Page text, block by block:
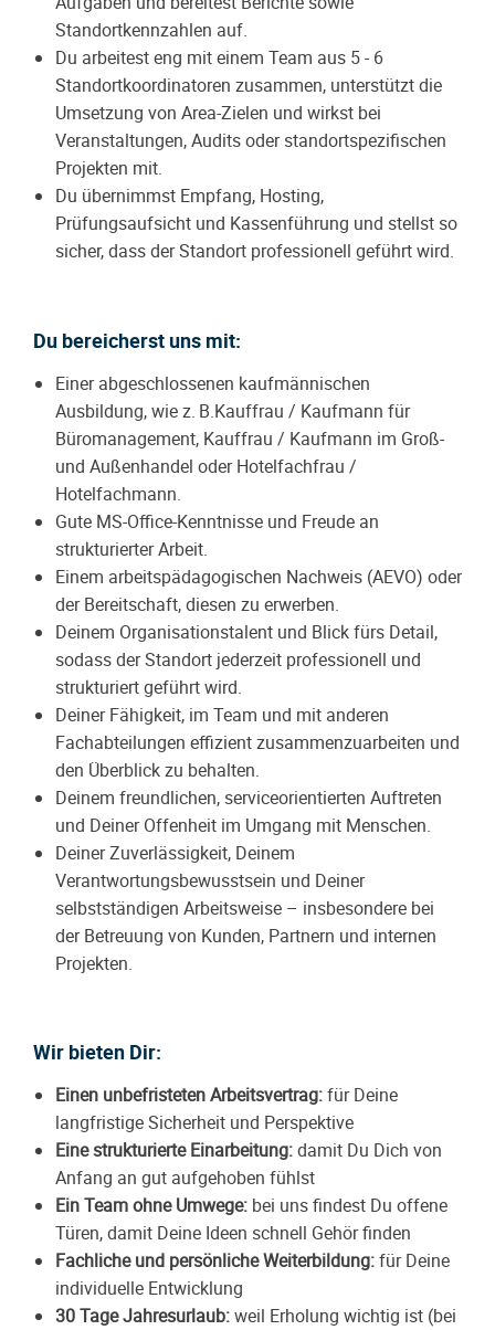
Standortkennzahlen auf.
Du arbeitest eng mit einem Team aus 5 - 6
Standortkoordinatoren zusammen, unterstützt die
Umsetzung von Area-Zielen und wirkst bei
Veranstaltungen, Audits oder standortspezifischen
Projekten mit.
Du übernimmst Empfang, Hosting,
Prüfungsaufsicht und Kassenführung und stellst so
sicher, dass der Standort professionell geführt wird.
Du bereicherst uns mit:
Einer abgeschlossenen kaufmännischen
Ausbildung, wie z. B.Kauffrau / Kaufmann für
Büromanagement, Kauffrau / Kaufmann im Groß-
und Außenhandel oder Hotelfachfrau /
Hotelfachmann.
Gute MS-Office-Kenntnisse und Freude an
strukturierter Arbeit.
Einem arbeitspädagogischen Nachweis (AEVO) oder
der Bereitschaft, diesen zu erwerben.
Deinem Organisationstalent und Blick fürs Detail,
sodass der Standort jederzeit professionell und
strukturiert geführt wird.
Deiner Fähigkeit, im Team und mit anderen
Fachabteilungen effizient zusammenzuarbeiten und
den Überblick zu behalten.
Deinem freundlichen, serviceorientierten Auftreten
und Deiner Offenheit im Umgang mit Menschen.
Deiner Zuverlässigkeit, Deinem
Verantwortungsbewusstsein und Deiner
selbstständigen Arbeitsweise – insbesondere bei
der Betreuung von Kunden, Partnern und internen
Projekten.
Wir bieten Dir:
Einen unbefristeten Arbeitsvertrag:für Deine
langfristige Sicherheit und Perspektive
Eine strukturierte Einarbeitung:damit Du Dich von
Anfang an gut aufgehoben fühlst
Ein Team ohne Umwege: bei uns findest Du offene
Türen, damit Deine Ideen schnell Gehör finden
Fachliche und persönliche Weiterbildung:für Deine
individuelle Entwicklung
30 Tage Jahresurlaub:weil Erholung wichtig ist (bei